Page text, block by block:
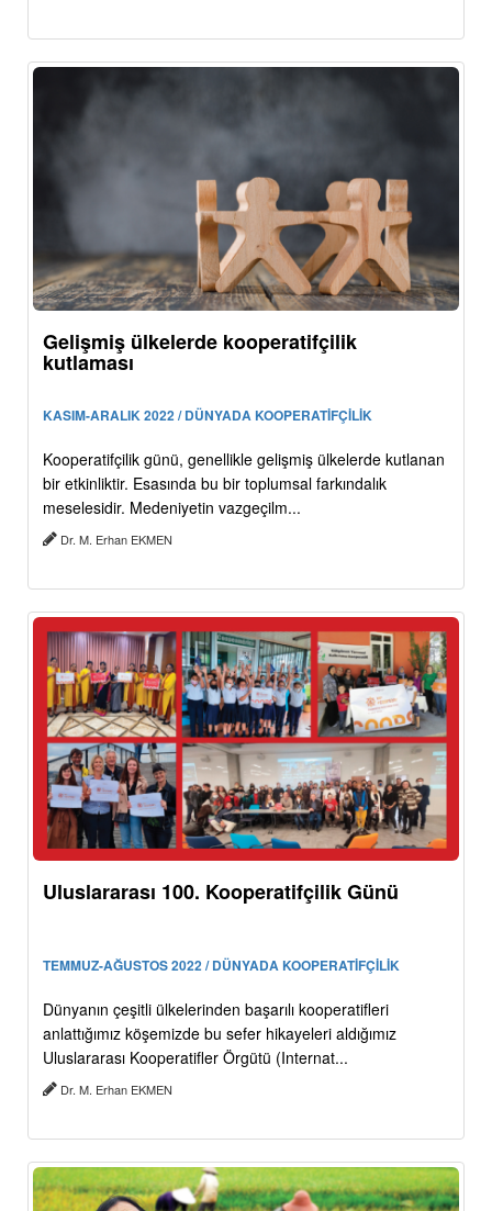
Gelişmiş ülkelerde kooperatifçilik
kutlaması
KASIM-ARALIK 2022 / DÜNYADA KOOPERATİFÇİLİK
Kooperatifçilik günü, genellikle gelişmiş ülkelerde kutlanan
bir etkinliktir. Esasında bu bir toplumsal farkındalık
meselesidir. Medeniyetin vazgeçilm...
Dr. M. Erhan EKMEN
Uluslararası 100. Kooperatifçilik Günü
TEMMUZ-AĞUSTOS 2022 / DÜNYADA KOOPERATİFÇİLİK
Dünyanın çeşitli ülkelerinden başarılı kooperatifleri
anlattığımız köşemizde bu sefer hikayeleri aldığımız
Uluslararası Kooperatifler Örgütü (Internat...
Dr. M. Erhan EKMEN